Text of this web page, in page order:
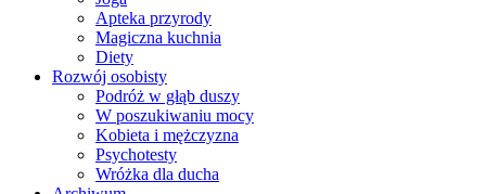
Apteka przyrody
Magiczna kuchnia
Diety
Rozwój osobisty
Podróż w głąb duszy
W poszukiwaniu mocy
Kobieta i mężczyzna
Psychotesty
Wróżka dla ducha